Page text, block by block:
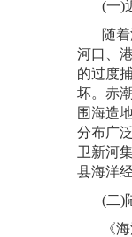
(一)
随
河口、
的过度
坏。赤
围海造
分布广
卫新河
县海洋
(二)
《